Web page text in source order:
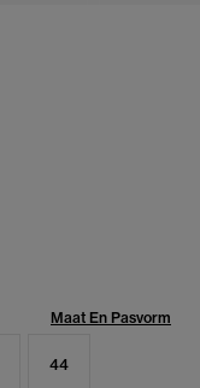
Maat En Pasvorm
44